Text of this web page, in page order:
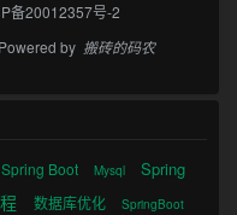
备20012357号-2
by 搬砖的码农
Spring Boot Mysql
Spring
数据库优化 SpringBoot